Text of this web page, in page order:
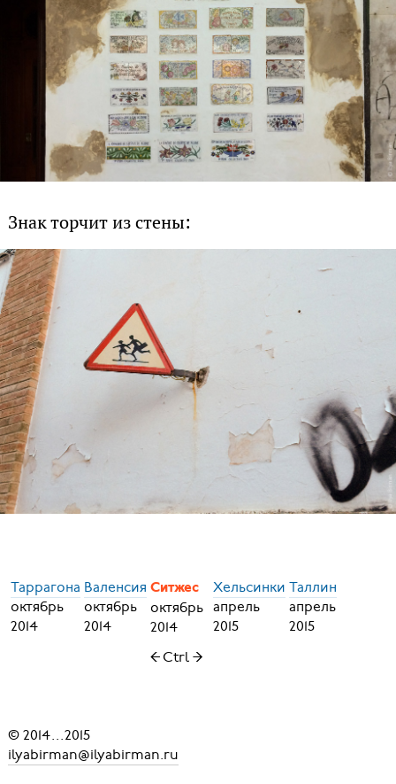
Знак торчит из стены:
Таррагона
октябрь
2014
Валенсия
октябрь
2014
Ситжес
октябрь
2014
← Ctrl →
Хельсинки
апрель
2015
Таллин
апрель
2015
© 2014...2015
ilyabirman@ilyabirman.ru